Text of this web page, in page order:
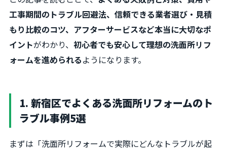
工事期間のトラブル回避法、信頼できる業者選び・見積
もり比較のコツ、アフターサービスなど本当に大切なポ
イントがわかり、 初心者でも安心して理想の洗面所リフ
ォームを進められるようになります。
1. 新宿区でよくある洗面所リフォームのト
ラブル事例5選
まずは「洗面所リフォームで実際にどんなトラブルが起